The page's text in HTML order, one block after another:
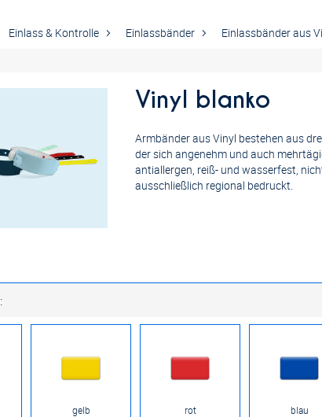
Einlass & Kontrolle Einlassbänder Einlassbänder aus
Vinyl blanko
Armbänder aus Vinyl bestehen aus
der sich angenehm und auch
antiallergen, reiß- und wasserfest,
ausschließlich regional bedruckt.
:
gelb rot blau